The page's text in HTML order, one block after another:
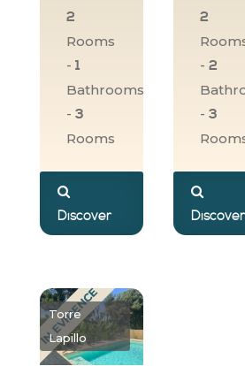
2
Rooms
- 1
Bathrooms
- 3
Rooms
Discover
2
- 2
- 3
Discover
IN EVIDENCE
Torre
Lapillo